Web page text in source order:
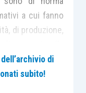
a cui fanno
di produzione,
trattamento di
di
subito!